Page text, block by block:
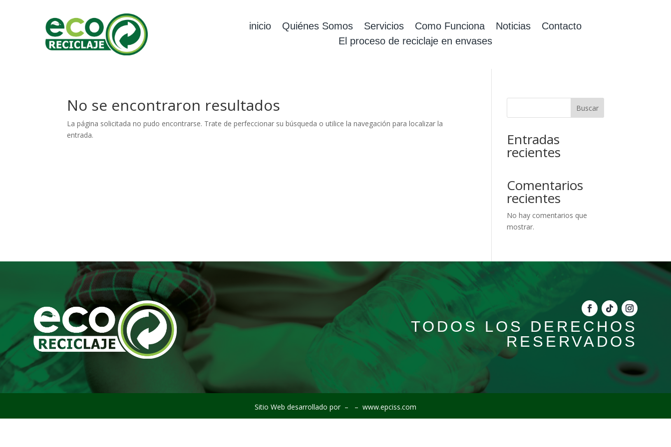
inicio Quiénes Somos Servicios Como Funciona Noticias
Contacto
El proceso de reciclaje en envases
No se encontraron resultados
La página solicitada no pudo encontrarse. Trate de perfeccionar su búsqueda o utilice la navegación para localizar la
entrada.
Buscar
Entradas
recientes
Comentarios
recientes
No hay comentarios que
mostrar.
TODOS LOS DERECHOS
RESERVADOS
Sitio Web desarrollado por – – www.epciss.com